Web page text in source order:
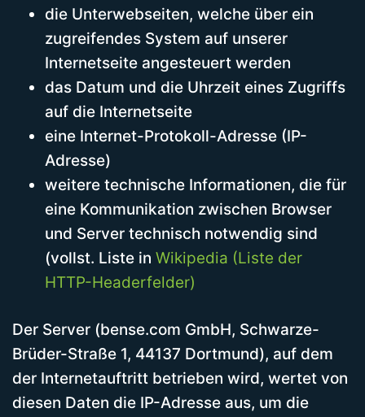
die Unterwebseiten, welche über ein
zugreifendes System auf unserer
Internetseite angesteuert werden
das Datum und die Uhrzeit eines Zugriffs
auf die Internetseite
eine Internet-Protokoll-Adresse (IP-
Adresse)
weitere technische Informationen, die für
eine Kommunikation zwischen Browser
und Server technisch notwendig sind
(vollst. Liste in Wikipedia (Liste der
HTTP-Headerfelder)
Der Server (bense.com GmbH, Schwarze-
Brüder-Straße 1, 44137 Dortmund), auf dem
der Internetauftritt betrieben wird, wertet von
diesen Daten die IP-Adresse aus, um die